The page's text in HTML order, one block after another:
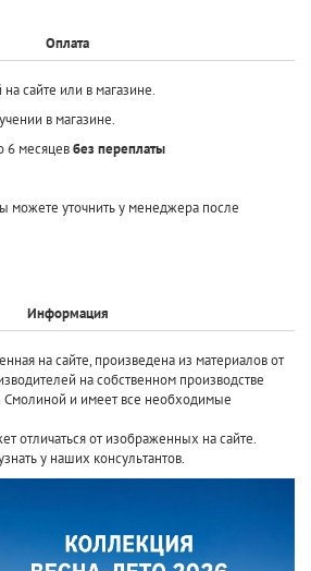
Оплата
сайте или в магазине.
в магазине.
6 месяцевбез переплаты
можете уточнить у менеджера после
Информация
на сайте, произведена из материалов от
на собственном производстве
и имеет все необходимые
отличаться от изображенных на сайте.
у наших консультантов.